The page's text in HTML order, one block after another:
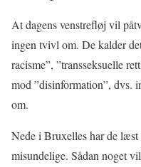
At dagens venstrefløj vil
ingen tvivl om. De kalder
racisme”, ”transseksuelle
mod ”disinformation”, dvs.
om.
Nede i Bruxelles har de
misundelige. Sådan noget